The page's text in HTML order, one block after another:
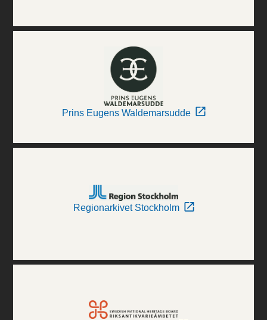
Prins Eugens Waldemarsudde
Regionarkivet Stockholm